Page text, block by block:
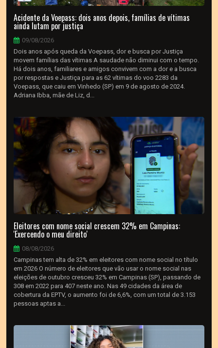
Acidente da Voepass: dois anos depois, famílias de vítimas
ainda lutam por justiça
09/08/2026
Dois anos após queda da Voepass, dor e busca por Justiça
movem famílias das vítimas A saudade não diminui com o tempo.
Há dois anos, familiares e amigos convivem com a dor e a busca
por respostas e Justiça para as 62 vítimas do voo 2283 da
Voepass, que caiu em Vinhedo (SP) em 9 de agosto de 2024.
Adriana Ibba, mãe de Liz, d...
Eleitores com nome social crescem 32% em Campinas:
'Exercendo o meu direito'
08/08/2026
Campinas tem alta de 32% em eleitores com nome social no título
em 2026 O número de eleitores que vão usar o nome social nas
eleições de outubro cresceu 32% em Campinas (SP), passando de
308 em 2022 para 407 neste ano. Nas 49 cidades da área de
cobertura da EPTV, o aumento foi de 6,6%, com um total de 3.153
pessoas aptas a...